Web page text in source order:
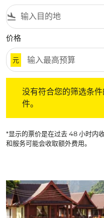
flight_land
价格
元
没有符合您的筛选条
件。
*显示的票价是在过去 48 小时内
和服务可能会收取额外费用。